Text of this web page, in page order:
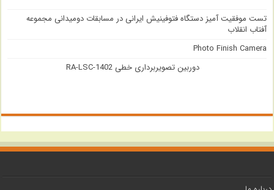
تست موفقیت آمیز دستگاه فتوفینیش ایرانی در مسابقات دومیدانی مجموعه
آفتاب انقلاب
Photo Finish Camera
دوربین تصویربرداری خطی RA-LSC-1402